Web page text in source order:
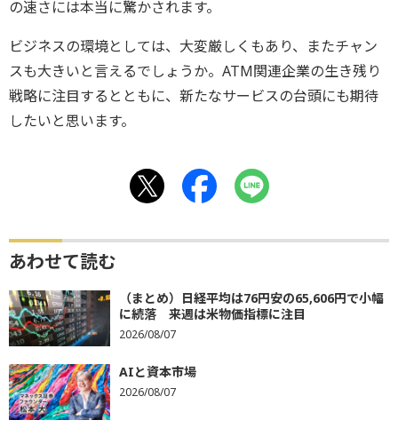
の速さには本当に驚かされます。
ビジネスの環境としては、大変厳しくもあり、またチャン
スも大きいと言えるでしょうか。ATM関連企業の生き残り
戦略に注目するとともに、新たなサービスの台頭にも期待
したいと思います。
あわせて読む
（まとめ）日経平均は76円安の65,606円で小幅
に続落 来週は米物価指標に注目
2026/08/07
AIと資本市場
2026/08/07